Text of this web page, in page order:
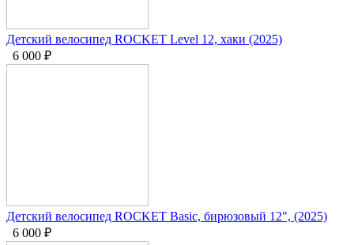
Детский велосипед ROCKET Level 12, хаки (2025)
6 000 ₽
Детский велосипед ROCKET Basic, бирюзовый 12", (2025)
6 000 ₽